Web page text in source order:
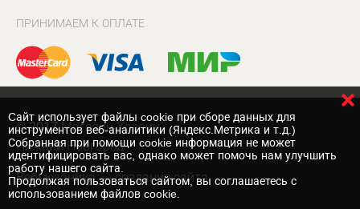
ПРИНИМАЕМ К ОПЛАТЕ
© 2017 Магазин Хозяин
Нижний Новгород
Вебмеханика — создание сайта
Cайт использует файлы cookie при сборе данных для
инструментов веб-аналитики (Яндекс.Метрика и т.д.)
Собранная при помощи cookie информация не может
идентифицировать вас, однако может помочь нам улучшить
работу нашего сайта.
Продолжая пользоваться сайтом, вы соглашаетесь с
использованием файлов cookie.